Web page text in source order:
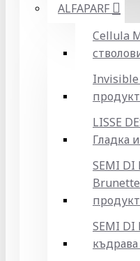
ALFAPARF
Cellula
LISSE
Гладка
SEMI DI
SEMI DI